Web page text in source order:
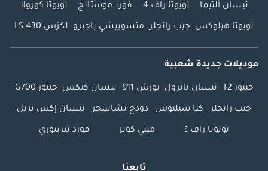
نيسان ألتيما تويوتا راف 4 فورد موستانج تويوتا كورولا
تويوتا هيلوكس جيب رانجلر متسوبيشي باجيرو لكزس LS 430
موديلات جديدة شعبية
جيتور T2 نيسان باترول بورش 911 نيسان كيكس جيتور G700
جيب رانجلر كيا سيلتوس دودج تشالينجر نيسان إكس تريل
تويوتا راف ٤ ميني كوبر فورد تيريتوري
تابعنا